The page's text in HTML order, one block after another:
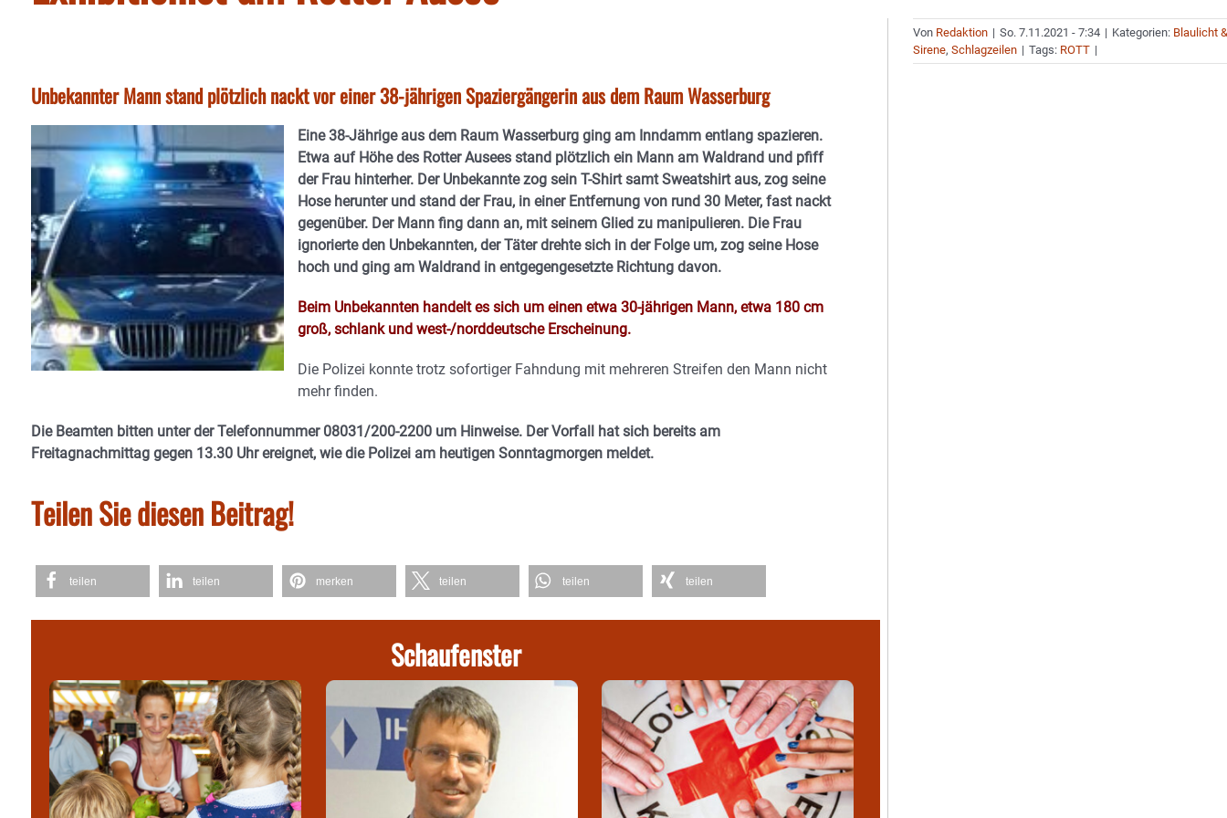
Unbekannter Mann stand plötzlich nackt vor einer 38-jährigen Spaziergängerin aus dem Raum Wasserburg
Eine 38-Jährige aus dem Raum Wasserburg ging am Inndamm entlang spazieren.
Etwa auf Höhe des Rotter Ausees stand plötzlich ein Mann am Waldrand und pfiff
der Frau hinterher. Der Unbekannte zog sein T-Shirt samt Sweatshirt aus, zog seine
Hose herunter und stand der Frau, in einer Entfernung von rund 30 Meter, fast nackt
gegenüber. Der Mann fing dann an, mit seinem Glied zu manipulieren. Die Frau
ignorierte den Unbekannten, der Täter drehte sich in der Folge um, zog seine Hose
hoch und ging am Waldrand in entgegengesetzte Richtung davon.
Beim Unbekannten handelt es sich um einen etwa 30-jährigen Mann, etwa 180 cm
groß, schlank und west-/norddeutsche Erscheinung.
Die Polizei konnte trotz sofortiger Fahndung mit mehreren Streifen den Mann nicht
mehr finden.
Die Beamten bitten unter der Telefonnummer 08031/200-2200 um Hinweise. Der Vorfall hat sich bereits am
Freitagnachmittag gegen 13.30 Uhr ereignet, wie die Polizei am heutigen Sonntagmorgen meldet.
Teilen Sie diesen Beitrag!
teilen teilen merken teilen teilen teilen
Schaufenster
Von Redaktion | So. 7.11.2021 - 7:34 | Kategorien: Blaulicht
Sirene,Schlagzeilen | Tags: ROTT |